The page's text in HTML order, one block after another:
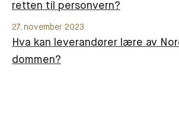
retten til personvern?
27. november 2023
Hva kan leverandører lære av
dommen?